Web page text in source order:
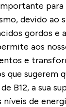
para
devido ao
gordos e
aos
e
que sugerem
B12, a sua
de